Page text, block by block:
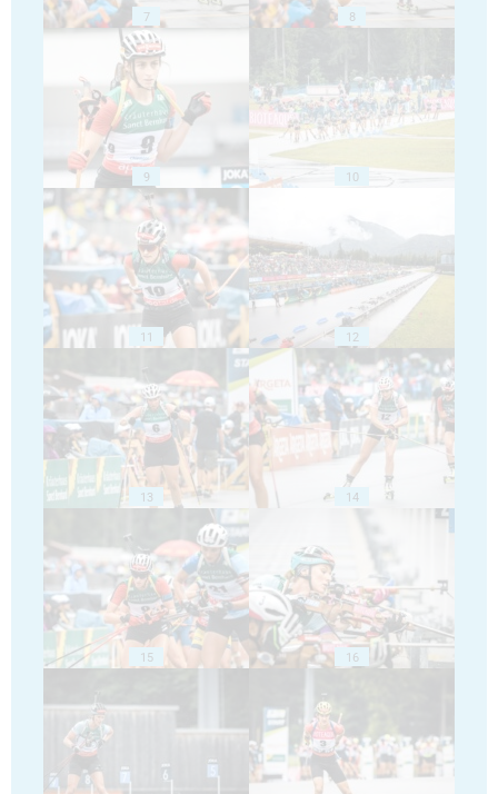
7 8
9 10
11 12
13 14
15 16